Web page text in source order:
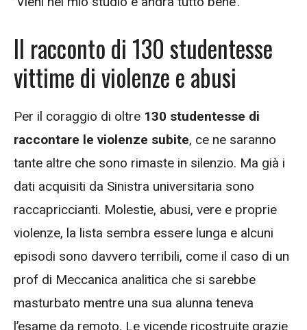
Il racconto di 130 studentesse
vittime di violenze e abusi
Per il coraggio di oltre 130 studentesse di
raccontare le violenze subite, ce ne saranno
tante altre che sono rimaste in silenzio. Ma già i
dati acquisiti da Sinistra universitaria sono
raccapriccianti. Molestie, abusi, vere e proprie
violenze, la lista sembra essere lunga e alcuni
episodi sono davvero terribili, come il caso di un
prof di Meccanica analitica che si sarebbe
masturbato mentre una sua alunna teneva
l’esame da remoto. Le vicende ricostruite grazie